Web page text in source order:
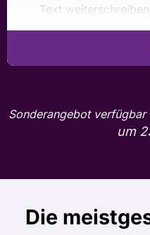
Text
Zugang zu allen
Business &
E-Mail-Marketing
Sonderangebot
um
Die